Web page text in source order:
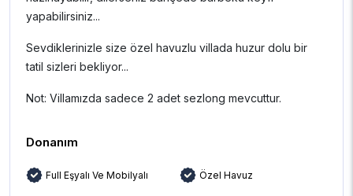
yapabilirsiniz...
Sevdiklerinizle size özel havuzlu villada huzur dolu bir
tatil sizleri bekliyor...
Not: Villamızda sadece 2 adet sezlong mevcuttur.
Donanım
Full Eşyalı Ve Mobilyalı Özel Havuz